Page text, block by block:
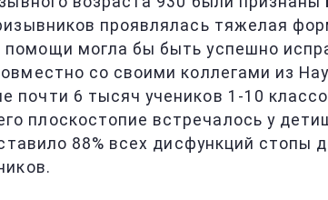
проявлялась тяжелая
могла бы быть успешно
со своими коллегами из
6 тысяч учеников 1-10
плоскостопие встречалось у
88% всех дисфункций стопы